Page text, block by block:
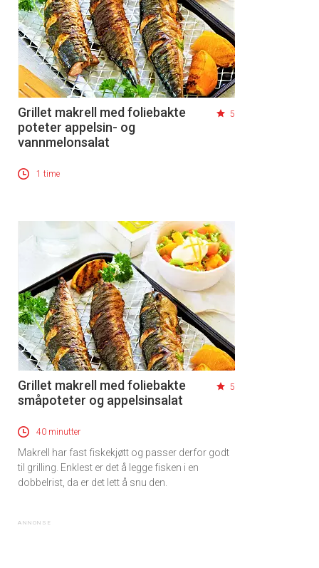
Grillet makrell med foliebakte
poteter appelsin- og
vannmelonsalat
5
1 time
Grillet makrell med foliebakte
småpoteter og appelsinsalat
5
40 minutter
Makrell har fast fiskekjøtt og passer derfor godt
til grilling. Enklest er det å legge fisken i en
dobbelrist, da er det lett å snu den.